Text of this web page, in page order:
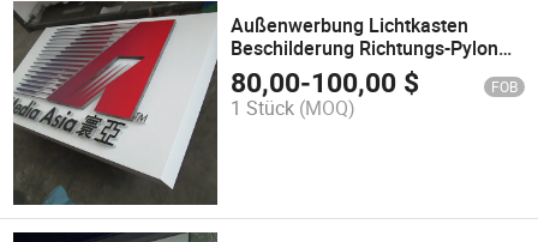
Außenwerbung Lichtkasten
Beschilderung Richtungs-Pylon
LED-Schild
80,00-100,00 $ FOB
1 Stück (MOQ)